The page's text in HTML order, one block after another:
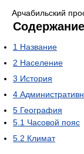
Арчабильский
Содержание
1 Название
2 Население
3 История
4
5 География
5.1 Часовой пояс
5.2 Климат